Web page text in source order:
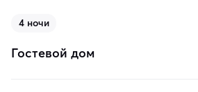
4 ночи
Гостевой дом